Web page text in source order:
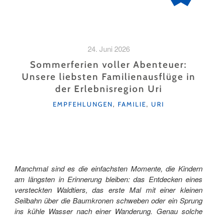
24. Juni 2026
Sommerferien voller Abenteuer:
Unsere liebsten Familienausflüge in
der Erlebnisregion Uri
KATEGORIEN
EMPFEHLUNGEN, FAMILIE, URI
Manchmal sind es die einfachsten Momente, die Kindern
am längsten in Erinnerung bleiben: das Entdecken eines
versteckten Waldtiers, das erste Mal mit einer kleinen
Seilbahn über die Baumkronen schweben oder ein Sprung
ins kühle Wasser nach einer Wanderung. Genau solche